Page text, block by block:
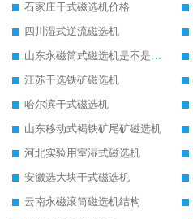
石家庄干式磁选机价格
四川湿式逆流磁选机
山东永磁筒式磁选机是不是强磁
江苏干选铁矿磁选机
哈尔滨干式磁选机
山东移动式褐铁矿尾矿磁选机
河北实验用室湿式磁选机
安徽选大块干式磁选机
云南永磁滚筒磁选机结构